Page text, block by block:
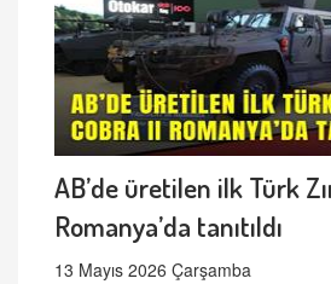
AB’de üretilen ilk Türk
Romanya’da tanıtıldı
13 Mayıs 2026 Çarşamba